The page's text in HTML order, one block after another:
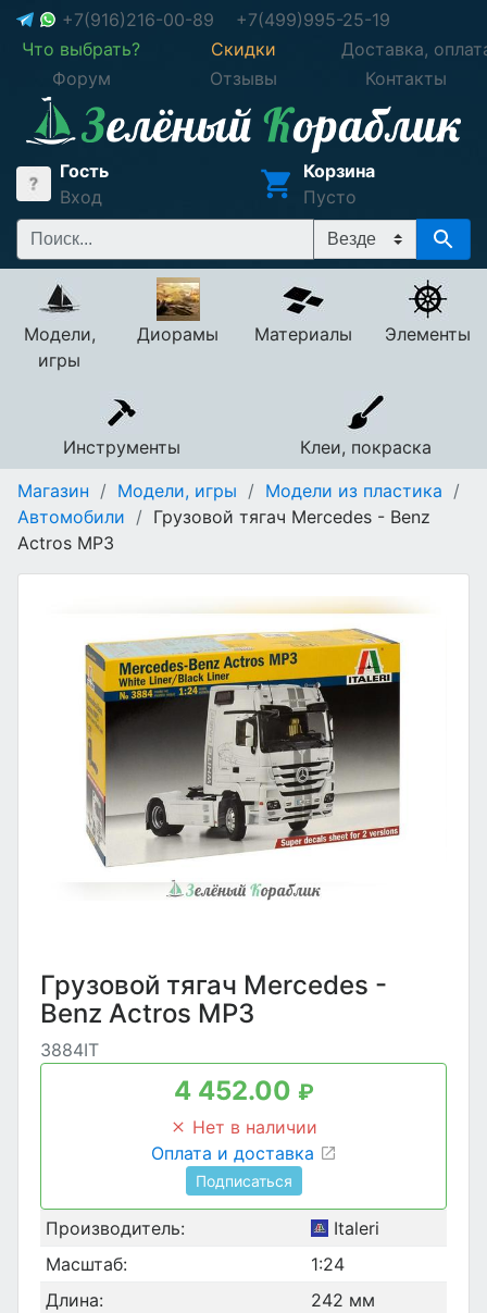
+7(916)216-00-89
+7(499)995-25-19
Что выбрать?
Скидки
Доставка,
Форум
Отзывы Контакты
Гость
Вход
Корзина
Пусто
Модели,
игры
Диорамы Материалы Элементы
Инструменты
Клеи, покраска
Магазин / Модели, игры / Модели из пластика /
Автомобили / Грузовой тягач Mercedes - Benz
Actros MP3
Грузовой тягач Mercedes -
Benz Actros MP3
3884IT
4 452.00 ₽
Нет в наличии
Оплата и доставка
Подписаться
Производитель:
Italeri
Масштаб:
1:24
Длина:
242 мм